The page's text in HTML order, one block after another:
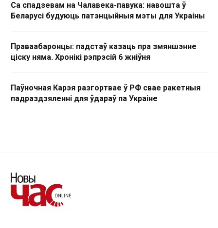
Са спадзевам на Чалавека-павука: навошта ў
Беларусі будуюць патэнцыйныя мэты для Украіны
Праваабаронцы: падстаў казаць пра змяншэнне
ціску няма. Хронікі рэпрэсій 6 жніўня
Паўночная Карэя разгортвае ў РФ свае ракетныя
падраздзяленні для ўдараў па Украіне